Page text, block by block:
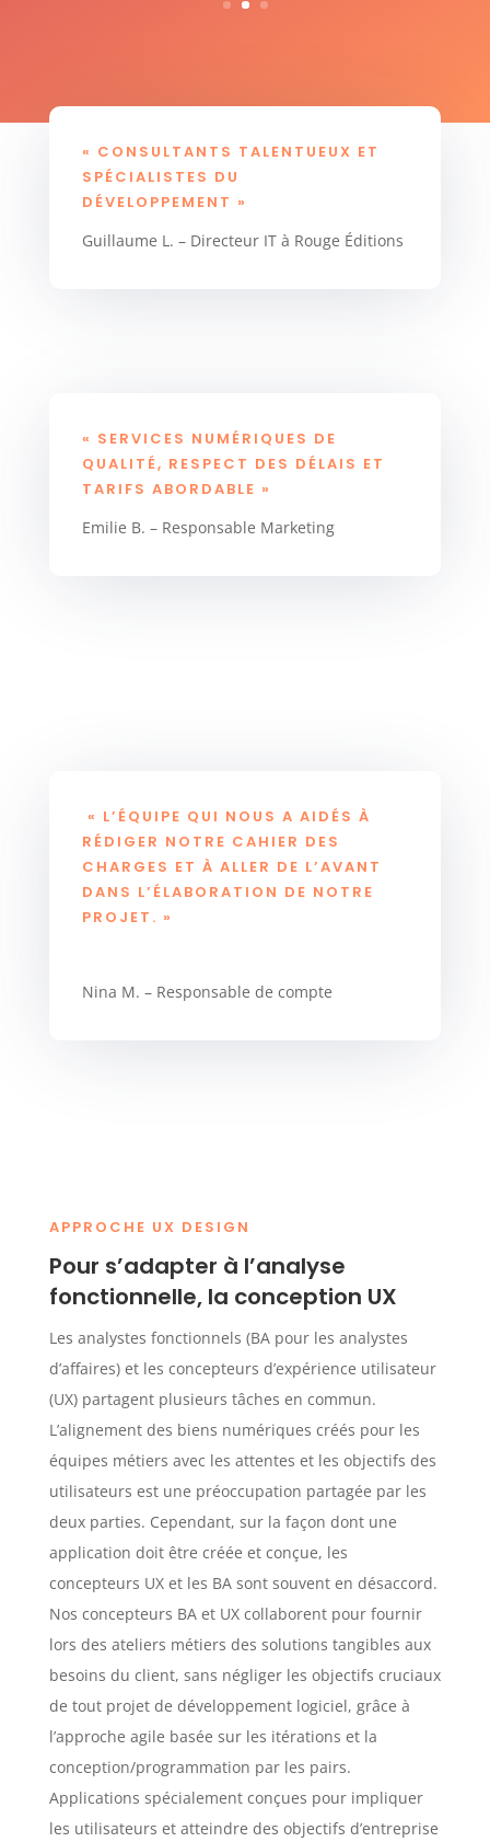
« CONSULTANTS TALENTUEUX ET
SPÉCIALISTES DU
DÉVELOPPEMENT »
Guillaume L. – Directeur IT à Rouge Éditions
« SERVICES NUMÉRIQUES DE
QUALITÉ, RESPECT DES DÉLAIS ET
TARIFS ABORDABLE »
Emilie B. – Responsable Marketing
« L’ÉQUIPE QUI NOUS A AIDÉS À
RÉDIGER NOTRE CAHIER DES
CHARGES ET À ALLER DE L’AVANT
DANS L’ÉLABORATION DE NOTRE
PROJET. »
Nina M. – Responsable de compte
APPROCHE UX DESIGN
Pour s’adapter à l’analyse
fonctionnelle, la conception UX
Les analystes fonctionnels (BA pour les analystes
d’affaires) et les concepteurs d’expérience utilisateur
(UX) partagent plusieurs tâches en commun.
L’alignement des biens numériques créés pour les
équipes métiers avec les attentes et les objectifs des
utilisateurs est une préoccupation partagée par les
deux parties. Cependant, sur la façon dont une
application doit être créée et conçue, les
concepteurs UX et les BA sont souvent en désaccord.
Nos concepteurs BA et UX collaborent pour fournir
lors des ateliers métiers des solutions tangibles aux
besoins du client, sans négliger les objectifs cruciaux
de tout projet de développement logiciel, grâce à
l’approche agile basée sur les itérations et la
conception/programmation par les pairs.
Applications spécialement conçues pour impliquer
les utilisateurs et atteindre des objectifs d’entreprise